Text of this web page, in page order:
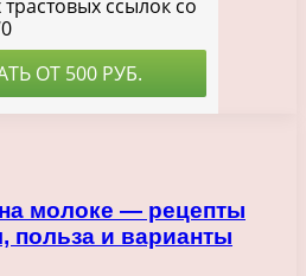
молоке — рецепты
польза и варианты